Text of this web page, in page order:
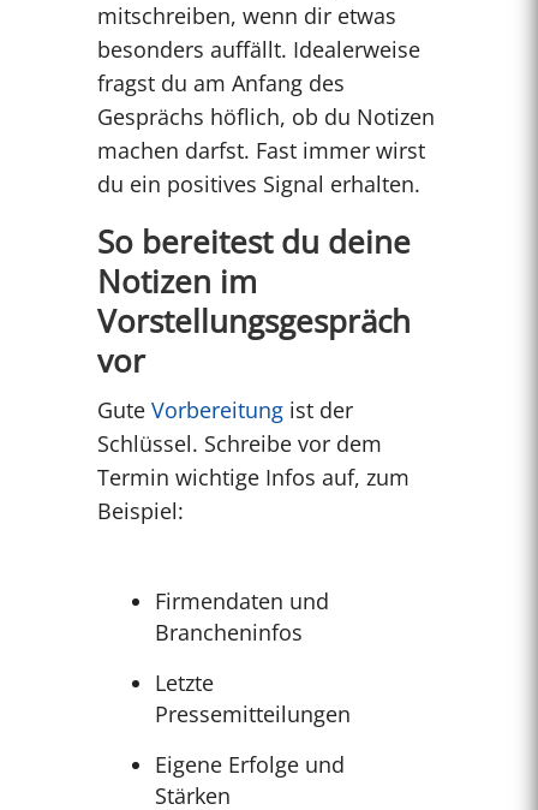
mitschreiben, wenn dir etwas
besonders auffällt. Idealerweise
fragst du am Anfang des
Gesprächs höflich, ob du Notizen
machen darfst. Fast immer wirst
du ein positives Signal erhalten.
So bereitest du deine
Notizen im
Vorstellungsgespräch
vor
Gute Vorbereitungist der
Schlüssel. Schreibe vor dem
Termin wichtige Infos auf, zum
Beispiel:
Firmendaten und
Brancheninfos
Letzte
Pressemitteilungen
Eigene Erfolge und
Stärken